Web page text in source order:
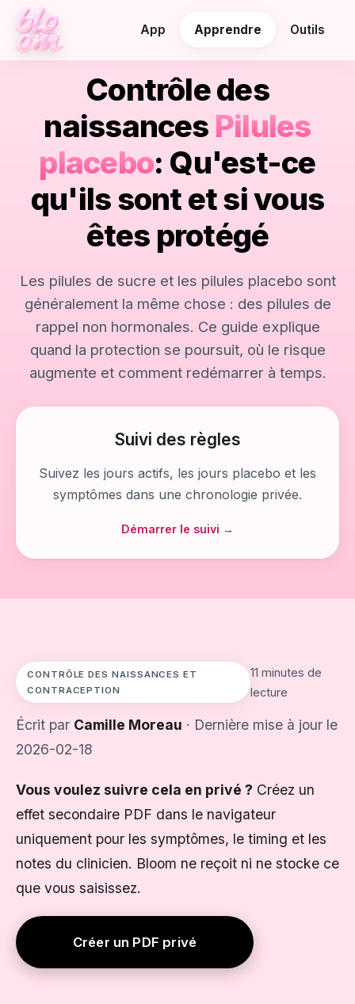
App Apprendre Outils
Contrôle des
naissances Pilules
placebo: Qu'est-ce
qu'ils sont et si vous
êtes protégé
Les pilules de sucre et les pilules placebo sont
généralement la même chose : des pilules de
rappel non hormonales. Ce guide explique
quand la protection se poursuit, où le risque
augmente et comment redémarrer à temps.
Suivi des règles
Suivez les jours actifs, les jours placebo et les
symptômes dans une chronologie privée.
Démarrer le suivi →
CONTRÔLE DES NAISSANCES ET
CONTRACEPTION
11 minutes de
lecture
Écrit par Camille Moreau · Dernière mise à jour le
2026-02-18
Vous voulez suivre cela en privé ? Créez un
effet secondaire PDF dans le navigateur
uniquement pour les symptômes, le timing et les
notes du clinicien. Bloom ne reçoit ni ne stocke ce
que vous saisissez.
Créer un PDF privé